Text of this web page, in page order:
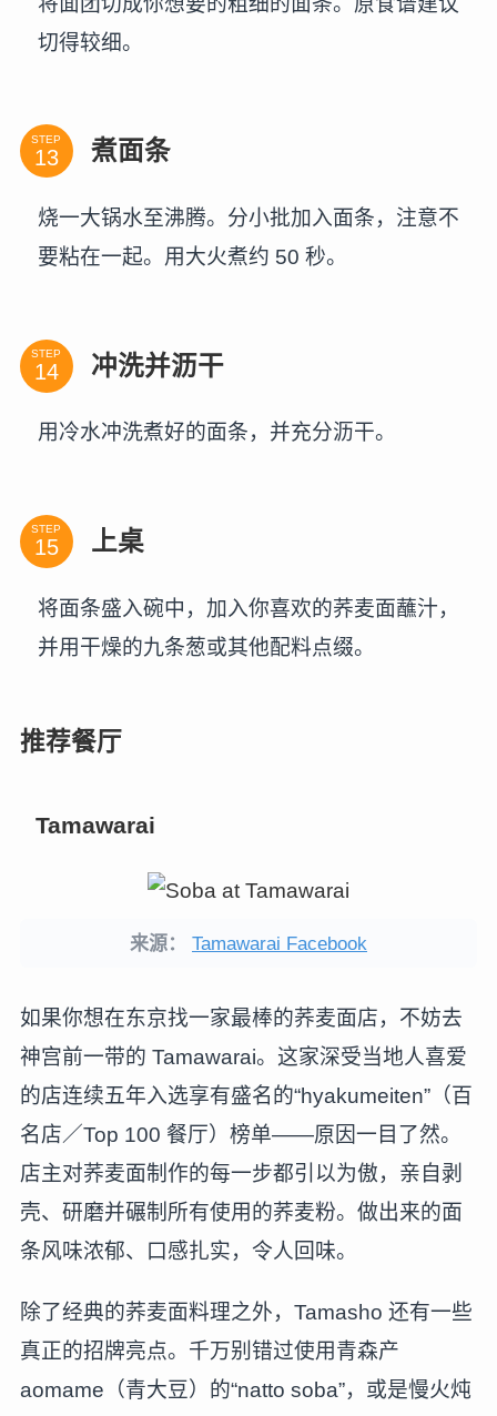
切得较细。
STEP 煮面条
烧一大锅水至沸腾。分小批加入面条，注意不
要粘在一起。用大火煮约 50 秒。
STEP 冲洗并沥干
用冷水冲洗煮好的面条，并充分沥干。
STEP 上桌
将面条盛入碗中，加入你喜欢的荞麦面蘸汁，
并用干燥的九条葱或其他配料点缀。
推荐餐厅
Tamawarai
来源： Tamawarai Facebook
如果你想在东京找一家最棒的荞麦面店，不妨去
神宫前一带的 Tamawarai。这家深受当地人喜爱
的店连续五年入选享有盛名的“hyakumeiten”（百
名店／Top 100 餐厅）榜单——原因一目了然。
店主对荞麦面制作的每一步都引以为傲，亲自剥
壳、研磨并碾制所有使用的荞麦粉。做出来的面
条风味浓郁、口感扎实，令人回味。
除了经典的荞麦面料理之外，Tamasho 还有一些
真正的招牌亮点。千万别错过使用青森产
aomame（青大豆）的“natto soba”，或是慢火炖